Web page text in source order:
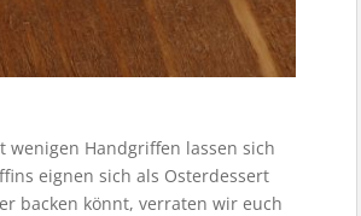
wenigen Handgriffen lassen sich
eignen sich als Osterdessert
backen könnt, verraten wir euch